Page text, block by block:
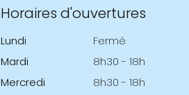
Horaires d'ouvertures
Lundi
Fermé
Mardi
8h30 - 18h
Mercredi
8h30 - 18h